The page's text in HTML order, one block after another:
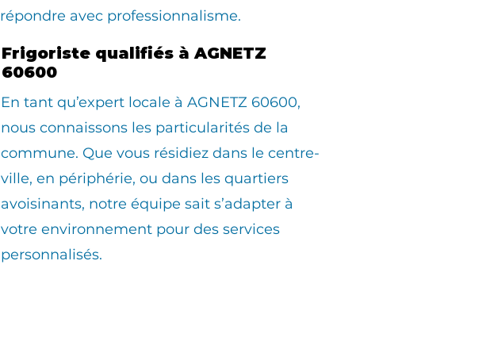
répondre avec professionnalisme.
Frigoriste qualifiés à AGNETZ
60600
En tant qu’expert locale à AGNETZ 60600,
nous connaissons les particularités de la
commune. Que vous résidiez dans le centre-
ville, en périphérie, ou dans les quartiers
avoisinants, notre équipe sait s’adapter à
votre environnement pour des services
personnalisés.